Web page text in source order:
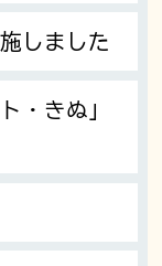
しました
・きぬ」